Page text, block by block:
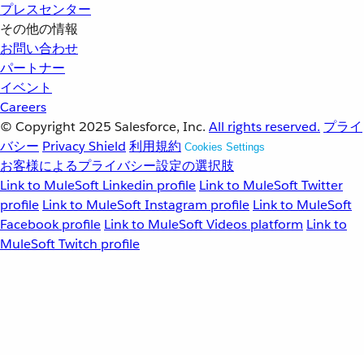
プレスセンター
その他の情報
お問い合わせ
パートナー
イベント
Careers
© Copyright 2025 Salesforce, Inc. All rights reserved. プライ
バシー Privacy Shield 利用規約 Cookies Settings
お客様によるプライバシー設定の選択肢
Link to MuleSoft Linkedin profile Link to MuleSoft Twitter
profile Link to MuleSoft Instagram profile Link to MuleSoft
Facebook profile Link to MuleSoft Videos platform Link to
MuleSoft Twitch profile